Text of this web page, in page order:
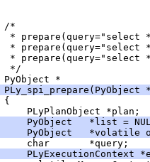
/*
* prepare(query="select
* prepare(query="select
* prepare(query="select
*/
PyObject *
PLy_spi_prepare(PyObject
{
PLyPlanObject *plan;
PyObject   *list =
PyObject   *volatile
char       *query;
PLyExecutionContext